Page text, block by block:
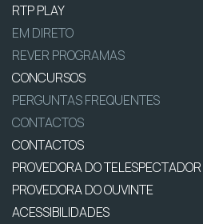
RTP PLAY
EM DIRETO
REVER PROGRAMAS
CONCURSOS
PERGUNTAS FREQUENTES
CONTACTOS
CONTACTOS
PROVEDORA DO TELESPECTADOR
PROVEDORA DO OUVINTE
ACESSIBILIDADES